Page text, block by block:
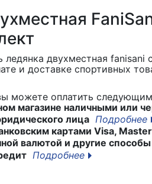
ледянка двухместная fanisani
и доставке спортивных
можете оплатить
магазине наличными или
лица Подробнее
картами Visa,
валютой и другие
Подробнее